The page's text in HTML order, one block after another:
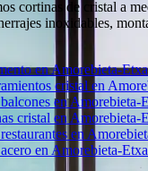
cortinas de cristal a
inoxidables,
en Amorebieta-
cristal en
en Amorebieta-
cristal en Amorebieta-
en
en Amorebieta-